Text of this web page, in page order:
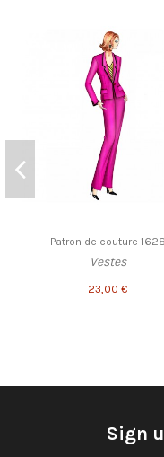
Patron de couture 1628
Vestes
23,00 €
Sign